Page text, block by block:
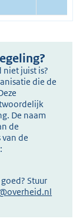
juist is?
die de
De naam
de
de
Stuur